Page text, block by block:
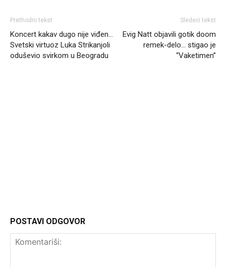
Prethodni tekst
Koncert kakav dugo nije viđen…
Svetski virtuoz Luka Strikanjoli
oduševio svirkom u Beogradu
Sledeći tekst
Evig Natt objavili gotik doom
remek-delo… stigao je
“Vaketimen”
POSTAVI ODGOVOR